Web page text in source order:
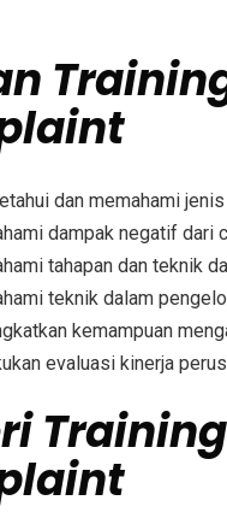
dan memahami
dampak negatif dari
tahapan dan teknik
teknik dalam
kemampuan
evaluasi kinerja